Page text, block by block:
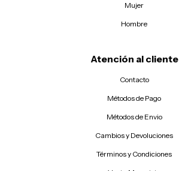
Mujer
Hombre
Atención al cliente
Contacto
Métodos de Pago
Métodos de Envio
Cambios y Devoluciones
Términos y Condiciones